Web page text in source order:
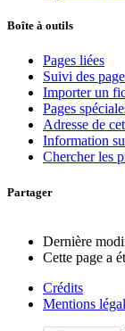
Boîte à outils
Pages liées
Suivi des
Importer un
Pages
Adresse de
Information
Chercher les
Partager
Dernière
Cette page a
Crédits
Mentions